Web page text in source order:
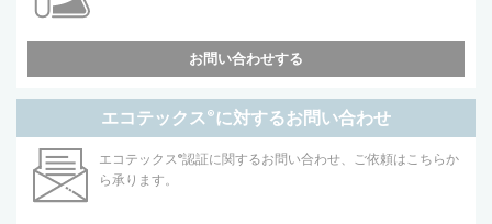
お問い合わせする
エコテックス®に対するお問い合わせ
エコテックス®認証に関するお問い合わせ、ご依頼はこちらか
ら承ります。